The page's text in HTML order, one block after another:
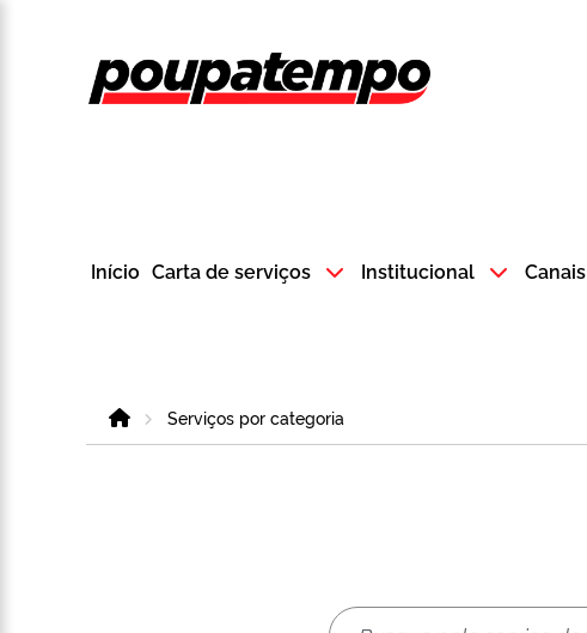
Logo do
Início Carta de serviços Institucional
HomeServiços por categoria